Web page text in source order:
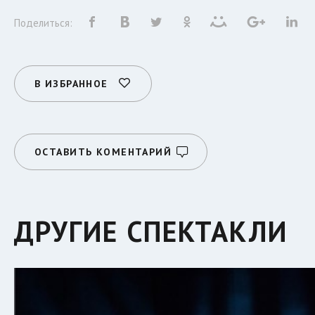
Поделиться:
В ИЗБРАННОЕ
ОСТАВИТЬ КОМЕНТАРИЙ
ДРУГИЕ СПЕКТАКЛИ